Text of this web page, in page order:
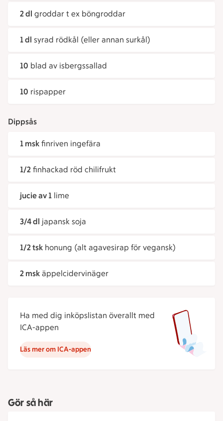
2 dl groddar t ex böngroddar
1 dl syrad rödkål (eller annan surkål)
10 blad av isbergssallad
10 rispapper
Dippsås
1 msk finriven ingefära
1/2 finhackad röd chilifrukt
jucie av 1 lime
3/4 dl japansk soja
1/2 tsk honung (alt agavesirap för vegansk)
2 msk äppelcidervinäger
Ha med dig inköpslistan överallt med
ICA-appen
Läs mer om ICA-appen
Gör så här